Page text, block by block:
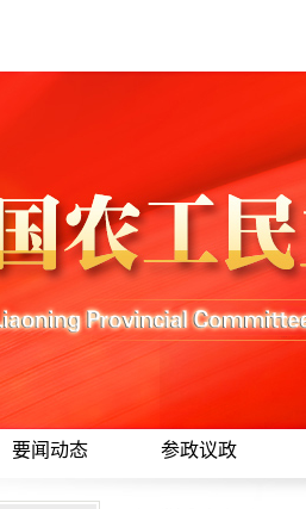
要闻动态 参政议政